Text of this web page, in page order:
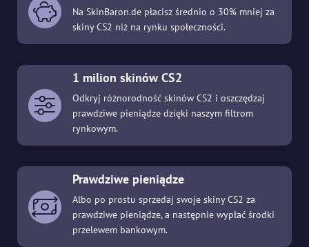
Na SkinBaron.de płacisz średnio o 30% mniej za
skiny CS2 niż na rynku społeczności.
1 milion skinów CS2
Odkryj różnorodność skinów CS2 i oszczędzaj
prawdziwe pieniądze dzięki naszym filtrom
rynkowym.
Prawdziwe pieniądze
Albo po prostu sprzedaj swoje skiny CS2 za
prawdziwe pieniądze, a następnie wypłać środki
przelewem bankowym.